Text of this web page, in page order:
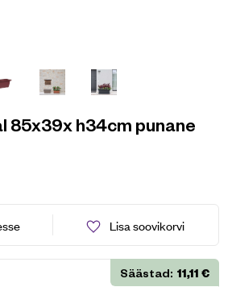
85x39x h34cm punane
Lisa soovikorvi
Säästad: 11,11€